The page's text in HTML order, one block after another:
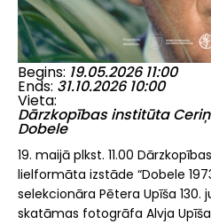
Begins 19.05.2026 11:00
Ends 31.10.2026 10:00
Vieta
Dārzkopības institūta
Dobele
19. maijā plkst. 11.00
lielformāta izstāde “Dobele
selekcionāra Pētera Upīša 130.
skatāmas fotogrāfa Alvja Upīša